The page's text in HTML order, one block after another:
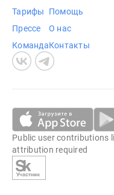
Тарифы
Прессе
Команда
Помощь
О нас
Контакты
Public user contributions
attribution required